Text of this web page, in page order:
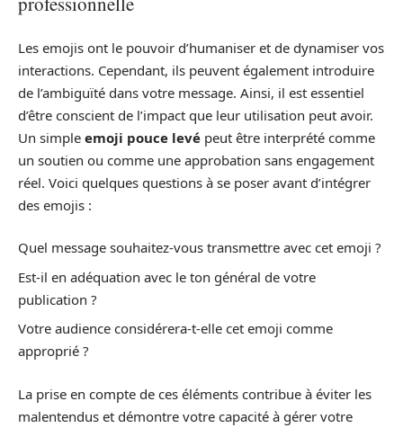
Les emojis ont le pouvoir d’humaniser et de dynamiser vos
interactions. Cependant, ils peuvent également introduire
de l’ambiguïté dans votre message. Ainsi, il est essentiel
d’être conscient de l’impact que leur utilisation peut avoir.
Un simple emoji pouce levé peut être interprété comme
un soutien ou comme une approbation sans engagement
réel. Voici quelques questions à se poser avant d’intégrer
des emojis :
Quel message souhaitez-vous transmettre avec cet emoji ?
Est-il en adéquation avec le ton général de votre
publication ?
Votre audience considérera-t-elle cet emoji comme
approprié ?
La prise en compte de ces éléments contribue à éviter les
malentendus et démontre votre capacité à gérer votre